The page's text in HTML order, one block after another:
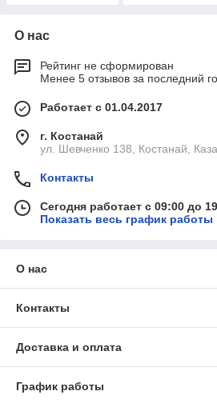
О нас
Рейтинг не сформирован
Менее 5 отзывов за последний
Работает с 01.04.2017
г. Костанай
ул. Шевченко 138, Костанай,
Контакты
Сегодня работает с 09:00 до
Показать весь график работы
О нас
Контакты
Доставка и оплата
График работы